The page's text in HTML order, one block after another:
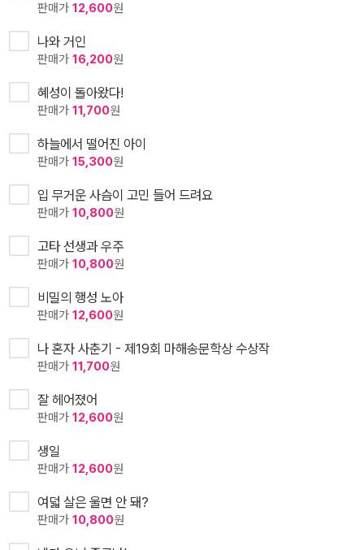
판매가 12,600원
나와 거인
판매가 16,200원
혜성이 돌아왔다!
판매가 11,700원
하늘에서 떨어진 아이
판매가 15,300원
입 무거운 사슴이 고민 들어 드려요
판매가 10,800원
고타 선생과 우주
판매가 10,800원
비밀의 행성 노아
판매가 12,600원
나 혼자 사춘기 - 제19회 마해송문학상 수상작
판매가 11,700원
잘 헤어졌어
판매가 12,600원
생일
판매가 12,600원
여덟 살은 울면 안 돼?
판매가 10,800원